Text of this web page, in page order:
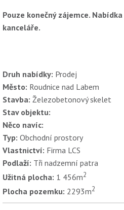
Pouze konečný zájemce.
kanceláře.
Druh nabídky: Prodej
Město: Roudnice nad Labem
Stavba: Železobetonový skelet
Stav objektu:
Něco navíc:
Typ: Obchodní prostory
Vlastnictví: Firma LCS
Podlaží: Tři nadzemní patra
Užitná plocha: 1 456m2
Plocha pozemku: 2293m2